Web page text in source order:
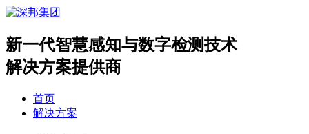
新一代智慧感知与数字检测技术
解决方案提供商
首页
解决方案